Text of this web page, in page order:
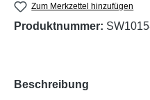
Zum Merkzettel hinzufügen
Produktnummer:
Beschreibung